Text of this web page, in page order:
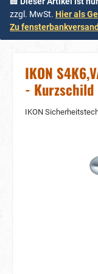
zzgl. MwSt. Hier als
Zu
IKON
-
IKON
Bildergalerie